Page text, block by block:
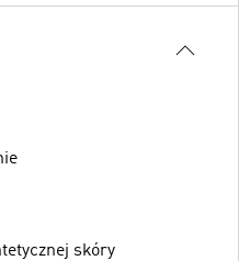
skóry